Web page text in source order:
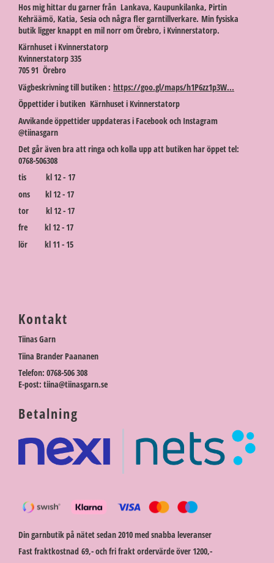
Hos mig hittar du garner från Lankava, Kaupunkilanka, Pirtin
Kehräämö, Katia, Sesia och några fler garntillverkare. Min fysiska
butik ligger knappt en mil norr om Örebro, i Kvinnerstatorp.
Kärnhuset i Kvinnerstatorp
Kvinnerstatorp 335
705 91 Örebro
Vägbeskrivning till butiken : https://goo.gl/maps/h1P6zz1p3W...
Öppettider i butiken Kärnhuset i Kvinnerstatorp
Avvikande öppettider uppdateras i Facebook och Instagram
@tiinasgarn
Det går även bra att ringa och kolla upp att butiken har öppet tel:
0768-506308
tis kl 12 - 17
ons kl 12 - 17
tor kl 12 - 17
fre kl 12 - 17
lör kl 11 - 15
Kontakt
Tiinas Garn
Tiina Brander Paananen
Telefon: 0768-506 308
E-post: tiina@tiinasgarn.se
Betalning
Din garnbutik på nätet sedan 2010 med snabba leveranser
Fast fraktkostnad 69,- och fri frakt ordervärde över 1200,-